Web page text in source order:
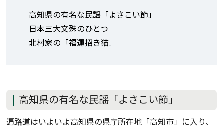
高知県の有名な民謡「よさこい節」
日本三大文殊のひとつ
北村家の「福運招き猫」
高知県の有名な民謡「よさこい節」
遍路道はいよいよ高知県の県庁所在地「高知市」に入り、